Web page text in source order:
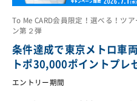
D
To Me CARD会員限定！選べる！ツ
ン第２弾
条件達成で東京メトロ車
トポ30,000ポイントプレ
エントリー期間